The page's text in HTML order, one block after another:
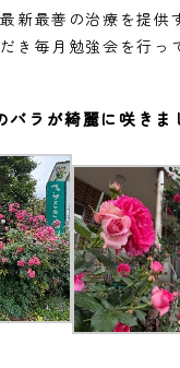
新最善の治療を提供
き毎月勉強会を行っ
ラが綺麗に咲きま